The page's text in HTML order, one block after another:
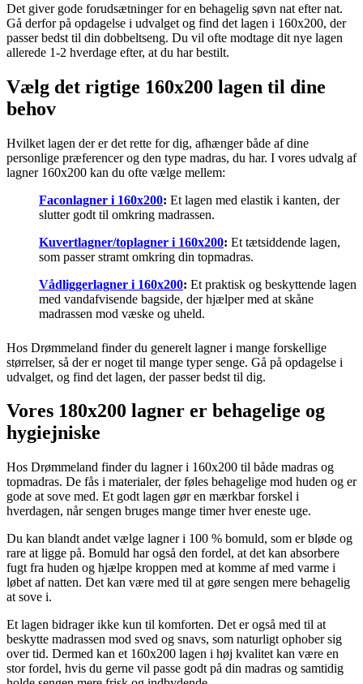
Det giver gode forudsætninger for en behagelig søvn nat efter nat.
Gå derfor på opdagelse i udvalget og find det lagen i 160x200, der
passer bedst til din dobbeltseng. Du vil ofte modtage dit nye lagen
allerede 1-2 hverdage efter, at du har bestilt.
Vælg det rigtige 160x200 lagen til dine
behov
Hvilket lagen der er det rette for dig, afhænger både af dine
personlige præferencer og den type madras, du har. I vores udvalg af
lagner 160x200 kan du ofte vælge mellem:
Faconlagner i 160x200: Et lagen med elastik i kanten, der
slutter godt til omkring madrassen.
Kuvertlagner/toplagner i 160x200: Et tætsiddende lagen,
som passer stramt omkring din topmadras.
Vådliggerlagner i 160x200: Et praktisk og beskyttende lagen
med vandafvisende bagside, der hjælper med at skåne
madrassen mod væske og uheld.
Hos Drømmeland finder du generelt lagner i mange forskellige
størrelser, så der er noget til mange typer senge. Gå på opdagelse i
udvalget, og find det lagen, der passer bedst til dig.
Vores 180x200 lagner er behagelige og
hygiejniske
Hos Drømmeland finder du lagner i 160x200 til både madras og
topmadras. De fås i materialer, der føles behagelige mod huden og er
gode at sove med. Et godt lagen gør en mærkbar forskel i
hverdagen, når sengen bruges mange timer hver eneste uge.
Du kan blandt andet vælge lagner i 100 % bomuld, som er bløde og
rare at ligge på. Bomuld har også den fordel, at det kan absorbere
fugt fra huden og hjælpe kroppen med at komme af med varme i
løbet af natten. Det kan være med til at gøre sengen mere behagelig
at sove i.
Et lagen bidrager ikke kun til komforten. Det er også med til at
beskytte madrassen mod sved og snavs, som naturligt ophober sig
over tid. Dermed kan et 160x200 lagen i høj kvalitet kan være en
stor fordel, hvis du gerne vil passe godt på din madras og samtidig